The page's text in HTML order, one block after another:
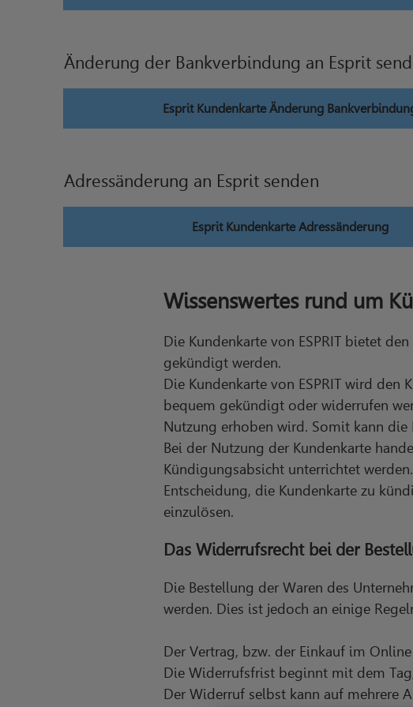
Änderung der Bankverbindung an Esprit
Esprit Kundenkarte Änderung
Adressänderung an Esprit senden
Esprit Kundenkarte Adressänderung
Wissenswertes rund um
Die Kundenkarte von ESPRIT bietet
gekündigt werden.
Die Kundenkarte von ESPRIT wird
bequem gekündigt oder widerrufen
Nutzung erhoben wird. Somit kann die
Bei der Nutzung der Kundenkarte
Kündigungsabsicht unterrichtet
Entscheidung, die Kundenkarte zu
einzulösen.
Das Widerrufsrecht bei der
Die Bestellung der Waren des
werden. Dies ist jedoch an einige
Der Vertrag, bzw. der Einkauf im
Die Widerrufsfrist beginnt mit dem
Der Widerruf selbst kann auf mehrere